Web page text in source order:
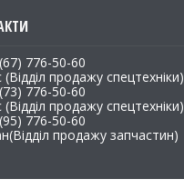
776-50-60
(Відділ продажу спецтехніки)
776-50-60
(Відділ продажу спецтехніки)
776-50-60
продажу запчастин)